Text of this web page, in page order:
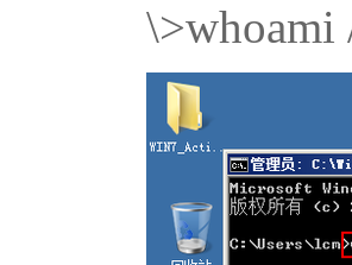
\>whoami